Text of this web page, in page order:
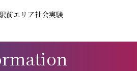
前エリア社会実験